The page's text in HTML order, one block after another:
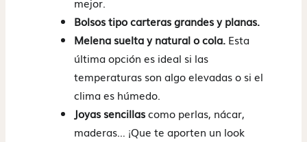
mejor.
Bolsos tipo carteras grandes y planas.
Melena suelta y natural o cola. Esta
última opción es ideal si las
temperaturas son algo elevadas o si el
clima es húmedo.
Joyas sencillascomo perlas, nácar,
maderas… ¡Que te aporten un look